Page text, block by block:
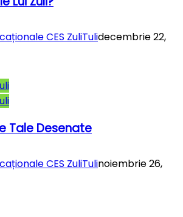
CES ZuliTulidecembrie 22,
Tale Desenate
CES ZuliTulinoiembrie 26,